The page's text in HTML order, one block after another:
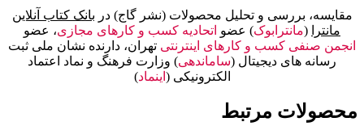
مقایسه، بررسی و تحلیل محصولات (نشر گاج) در بانک کتاب آنلاین
مانترا
(مانترابوک) عضو اتحادیه کسب و کارهای مجازی، عضو
انجمن صنفی کسب و کارهای اینترنتی تهران، دارنده نشان ملی ثبت
رسانه های دیجیتال (ساماندهی) وزارت فرهنگ و نماد اعتماد
الکترونیکی ( اینماد)
محصولات مرتبط